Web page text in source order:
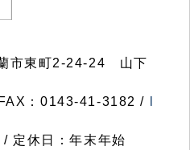
市東町2-24-24 山下
：0143-41-3182 /
定休日：年末年始